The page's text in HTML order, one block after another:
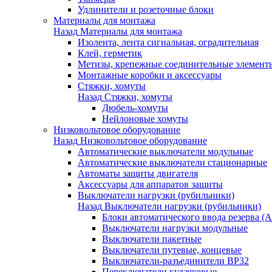
Удлинители и розеточные блоки
Материалы для монтажа
Назад Материалы для монтажа
Изолента, лента сигнальная, оградительная
Клей, герметик
Метизы, крепежные соединительные
Монтажные коробки и аксессуары
Стяжки, хомуты
Назад Стяжки, хомуты
Дюбель-хомуты
Нейлоновые хомуты
Низковольтовое оборудование
Назад Низковольтовое оборудование
Автоматические выключатели модульные
Автоматические выключатели стационарные
Автоматы защиты двигателя
Аксессуары для аппаратов защиты
Выключатели нагрузки (рубильники)
Назад Выключатели нагрузки (рубильники)
Блоки автоматического ввода резерва
Выключатели нагрузки модульные
Выключатели пакетные
Выключатели путевые, концевые
Выключатели-разъединители ВР32